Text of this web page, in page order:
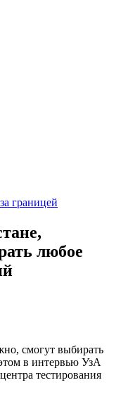
границей
любое
смогут выбирать
в интервью УзА
тестирования